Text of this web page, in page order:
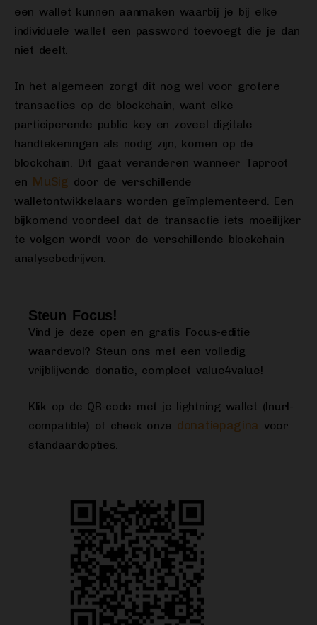
een wallet kunnen aanmaken waarbij je bij elke
individuele wallet een password toevoegt die je dan
niet deelt.
In het algemeen zorgt dit nog wel voor grotere
transacties op de blockchain, want elke
participerende public key en zoveel digitale
handtekeningen als nodig zijn, komen op de
blockchain. Dit gaat veranderen wanneer Taproot
en MuSig door de verschillende
walletontwikkelaars worden geïmplementeerd. Een
bijkomend voordeel dat de transactie iets moeilijker
te volgen wordt voor de verschillende blockchain
analysebedrijven.
Steun Focus!
Vind je deze open en gratis Focus-editie
waardevol? Steun ons met een volledig
vrijblijvende donatie, compleet value4value!
Klik op de QR-code met je lightning wallet (lnurl-
compatible) of check onze donatiepagina voor
standaardopties.